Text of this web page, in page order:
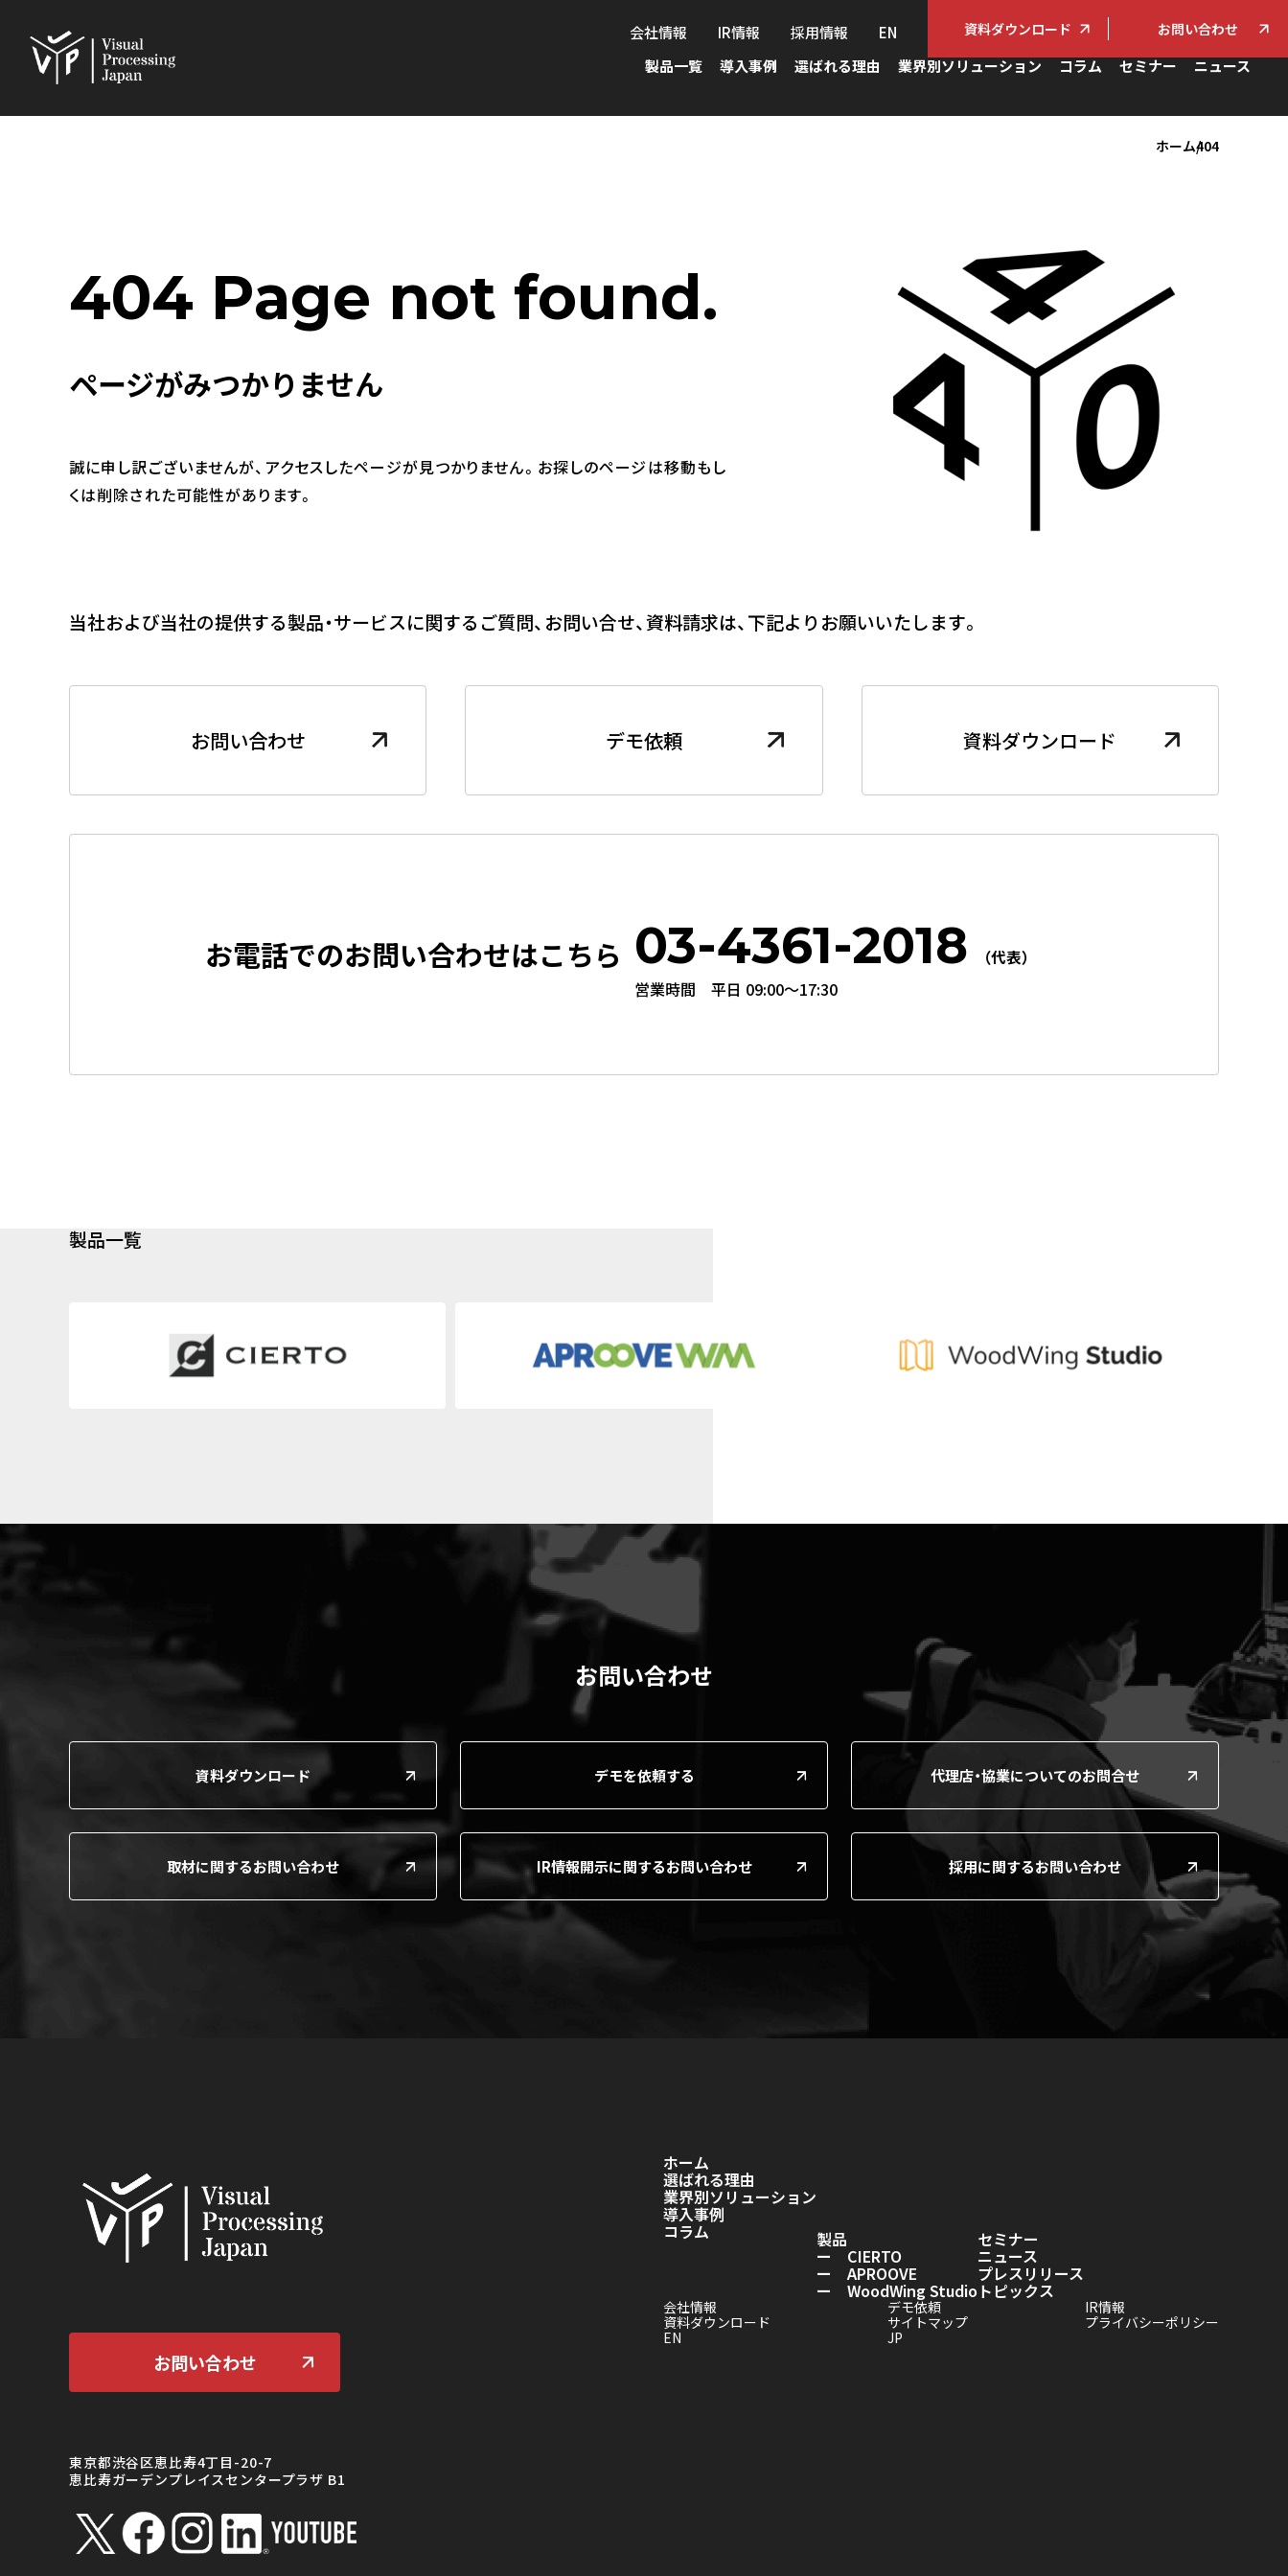
会社情報 IR情報 採用情報 EN 資料ダウンロード お問い合わせ
製品一覧 導入事例 選ばれる理由 業界別ソリューション コラム セミナー ニュース
ホーム404
404 Page not found.
ページがみつかりません
誠に申し訳ございませんが、アクセスしたページが見つかりません。お探しのページは移動もし
くは削除された可能性があります。
当社および当社の提供する製品・サービスに関するご質問、お問い合せ、資料請求は、下記よりお願いいたします。
お問い合わせ デモ依頼 資料ダウンロード
お電話でのお問い合わせはこちら 03-4361-2018 （代表）
営業時間 平日 09:00〜17:30
製品一覧
お問い合わせ
資料ダウンロード デモを依頼する 代理店・協業についてのお問合せ
取材に関するお問い合わせ IR情報開示に関するお問い合わせ 採用に関するお問い合わせ
お問い合わせ
東京都渋谷区恵比寿4丁目-20-7
恵比寿ガーデンプレイスセンタープラザ B1
ホーム
選ばれる理由
業界別ソリューション
導入事例
コラム 製品
ー CIERTO
ー APROOVE
ー WoodWing Studio
セミナー
ニュース
プレスリリース
トピックス
会社情報
資料ダウンロード
EN
デモ依頼
サイトマップ
JP
IR情報
プライバシーポリシー